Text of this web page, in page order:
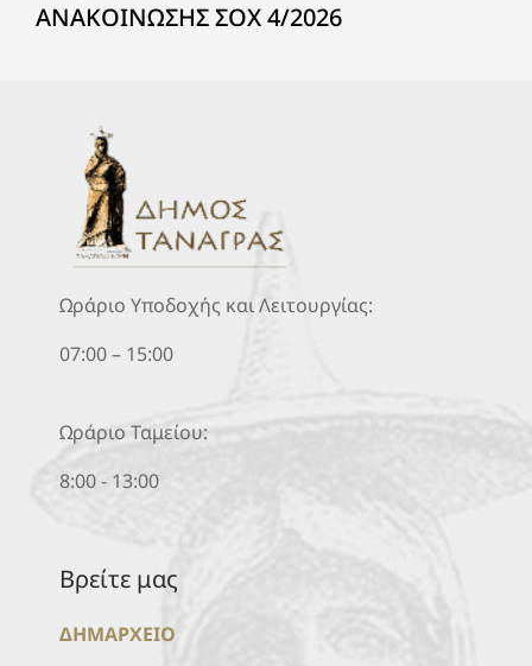
ΑΝΑΚΟΙΝΩΣΗΣ ΣΟΧ 4/2026
Ωράριο Υποδοχής και Λειτουργίας:
07:00 – 15:00
Ωράριο Ταμείου:
8:00 - 13:00
Βρείτε μας
ΔΗΜΑΡΧΕΙΟ